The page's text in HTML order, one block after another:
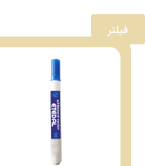
فیلتر